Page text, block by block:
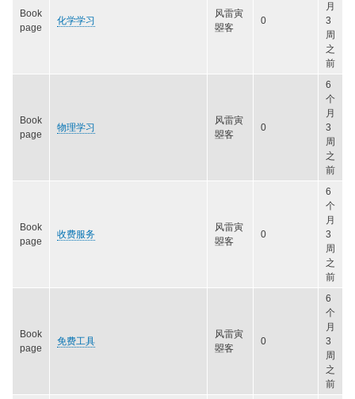
Book
page
化学学习
风雷寅
曌客
0
月
3
周
之
前
Book
page
物理学习
风雷寅
曌客
0
6
个
月
3
周
之
前
Book
page
收费服务
风雷寅
曌客
0
6
个
月
3
周
之
前
Book
page
免费工具
风雷寅
曌客
0
6
个
月
3
周
之
前